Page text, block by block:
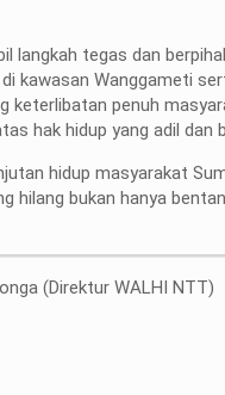
langkah tegas dan
kawasan Wanggameti
keterlibatan penuh
hak hidup yang adil dan
hidup masyarakat
hilang bukan hanya
(Direktur WALHI NTT)